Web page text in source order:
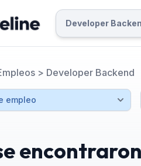
> Developer Backend